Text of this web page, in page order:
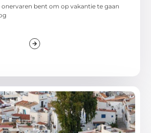
onervaren bent om op vakantie te gaan